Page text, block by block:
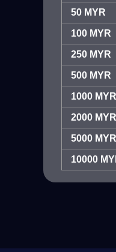
50 MYR
100 MYR
250 MYR
500 MYR
1000 MYR
2000 MYR
5000 MYR
10000